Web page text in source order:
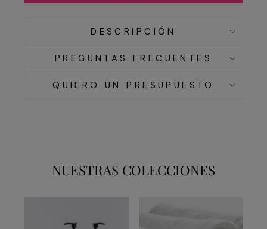
DESCRIPCIÓN
PREGUNTAS FRECUENTES
QUIERO UN PRESUPUESTO
NUESTRAS COLECCIONES